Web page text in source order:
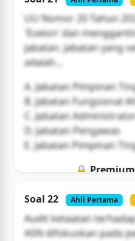
UU Nomor 20 Tahun
'Eselon' dan
Jabatan. Jabatan yang
adalah...
A. Jabatan Pimpinan
B. Jabatan Fungsional
C. Jabatan
D. Jabatan Pengawas
E. Jabatan Pimpinan
🔒 Premium
Buka Akses
Soal 22 Ahli Pertama
Audit ketaatan
ASN difokuskan pada